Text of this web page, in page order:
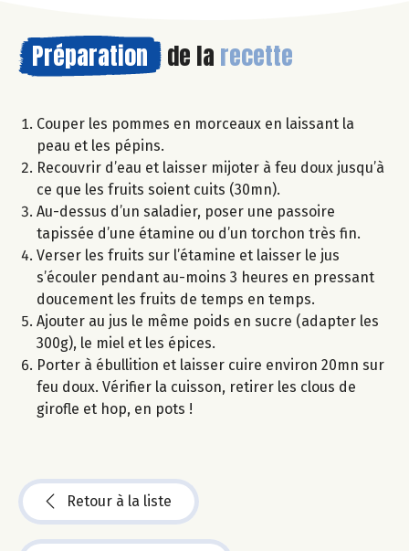
Préparation de la recette
Couper les pommes en morceaux en laissant la
peau et les pépins.
Recouvrir d’eau et laisser mijoter à feu doux jusqu’à
ce que les fruits soient cuits (30mn).
Au-dessus d’un saladier, poser une passoire
tapissée d’une étamine ou d’un torchon très fin.
Verser les fruits sur l’étamine et laisser le jus
s’écouler pendant au-moins 3 heures en pressant
doucement les fruits de temps en temps.
Ajouter au jus le même poids en sucre (adapter les
300g), le miel et les épices.
Porter à ébullition et laisser cuire environ 20mn sur
feu doux. Vérifier la cuisson, retirer les clous de
girofle et hop, en pots !
Retour à la liste